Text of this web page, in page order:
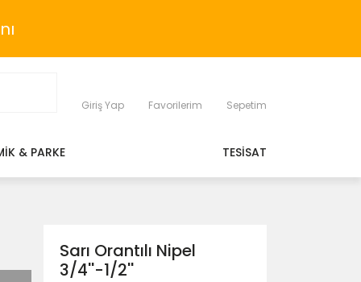
Giriş Yap Favorilerim Sepetim
& PARKE TESİSAT
Sarı Orantılı Nipel
3/4''-1/2''